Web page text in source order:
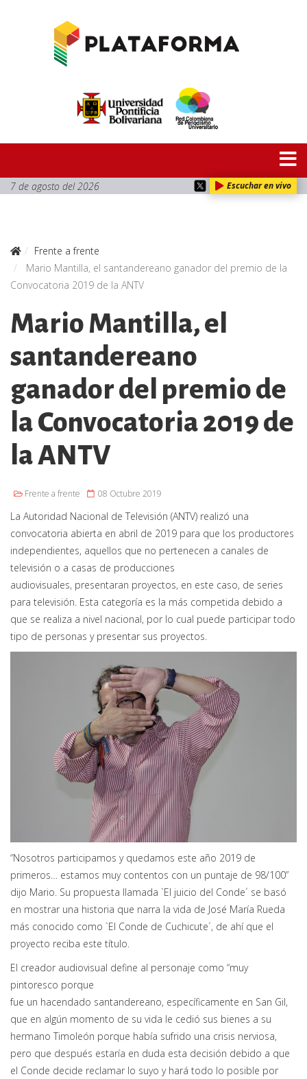
7 de agosto del 2026 Escuchar en vivo
Frente a frente
Mario Mantilla, el santandereano ganador del premio de la
Convocatoria 2019 de la ANTV
Mario Mantilla, el
santandereano
ganador del premio de
la Convocatoria 2019 de
la ANTV
Frente a frente 08 Octubre 2019
La Autoridad Nacional de Televisión (ANTV) realizó una
convocatoria abierta en abril de 2019 para que los productores
independientes, aquellos que no pertenecen a canales de
televisión o a casas de producciones
audiovisuales, presentaran proyectos, en este caso, de series
para televisión. Esta categoría es la más competida debido a
que se realiza a nivel nacional, por lo cual puede participar todo
tipo de personas y presentar sus proyectos.
“Nosotros participamos y quedamos este año 2019 de
primeros… estamos muy contentos con un puntaje de 98/100”
dijo Mario. Su propuesta llamada `El juicio del Conde´ se basó
en mostrar una historia que narra la vida de José María Rueda
más conocido como `El Conde de Cuchicute´, de ahí que el
proyecto reciba este título.
El creador audiovisual define al personaje como “muy
pintoresco porque
fue un hacendado santandereano, específicamente en San Gil,
que en algún momento de su vida le cedió sus bienes a su
hermano Timoleón porque había sufrido una crisis nerviosa,
pero que después estaría en duda esta decisión debido a que
el Conde decide reclamar lo suyo y hará todo lo posible por